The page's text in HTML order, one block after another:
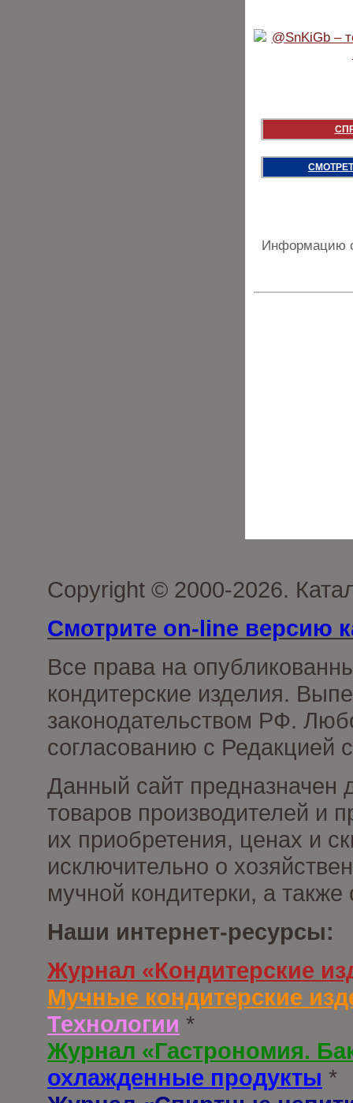
Информацию
Copyright © 2000-2026.
Смотрите on-line версию
Все права на
кондитерские изделия.
законодательством РФ.
согласованию с Редакцией
Данный сайт предназначен
товаров производителей и
их приобретения, ценах и
исключительно о
мучной кондитерки, а
Наши интернет-ресурсы:
Журнал «Кондитерские
Мучные кондитерские
Технологии *
Журнал «Гастрономия.
охлажденные продукты *